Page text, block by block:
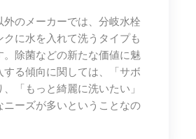
のメーカーでは、分岐水栓
クに水を入れて洗うタイプも
。除菌などの新たな価値に魅
する傾向に関しては、「サボ
「もっと綺麗に洗いたい」
ニーズが多いということなの